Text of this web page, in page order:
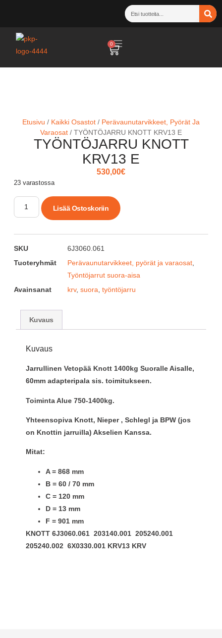
0
Etusivu / Kaikki Osastot / Perävaunutarvikkeet, Pyörät Ja
Varaosat / TYÖNTÖJARRU KNOTT KRV13 E
TYÖNTÖJARRU KNOTT
KRV13 E
530,00€
23 varastossa
Lisää Ostoskoriin
SKU
6J3060.061
Tuoteryhmät
Perävaunutarvikkeet, pyörät ja varaosat
Työntöjarrut suora-aisa
Avainsanat
krv, suora työntöjarru
Kuvaus
Kuvaus
Jarrullinen Vetopää Knott 1400kg Suoralle Aisalle,
60mm adapteripala sis. toimitukseen.
Toiminta Alue 750-1400kg.
Yhteensopiva Knott, Nieper , Schlegl ja BPW (jos
on Knottin jarruilla) Akselien Kanssa.
Mitat:
A = 868 mm
B = 60 / 70 mm
C = 120 mm
D = 13 mm
F = 901 mm
KNOTT 6J3060.061 203140.001 205240.001
205240.002 6X0330.001 KRV13 KRV